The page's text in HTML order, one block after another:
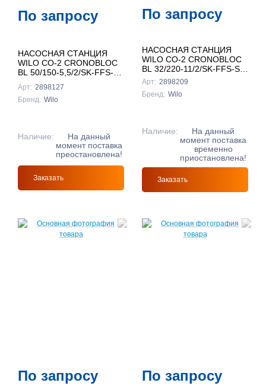
По запросу
НАСОСНАЯ СТАНЦИЯ
WILO CO-2 CRONOBLOC
BL 50/150-5,5/2/SK-FFS-S-
R
Арт: 2898127
Бренд: Wilo
Наличие:
На данный
момент поставка
преостановлена!
Заказать
По запросу
НАСОСНАЯ СТАНЦИЯ
WILO CO-2 CRONOBLOC
BL 32/220-11/2/SK-FFS-S-
R
Арт: 2898209
Бренд: Wilo
Наличие:
На данный
момент поставка
временно
приостановлена!
Заказать
По запросу По запросу